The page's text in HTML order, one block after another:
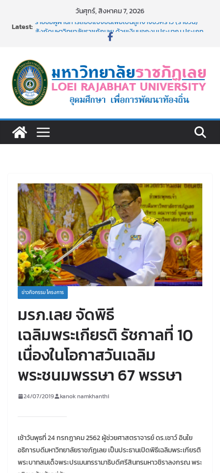
วันศุกร์, สิงหาคม 7, 2026
Latest:รายชื่อผู้ผ่านการสอบแข่งขันเพื่อเป็นลูกจ้างชั่วคราว (รายวัน)
สังกัดมหาวิทยาลัยราชภัฏเลย ด้วยเงินนอกงบประมาณ ประเภท
สนับสนุน สังกัดมหาวิทยาลัยราชภัฏเลย ครั้งที่ 2/2569
ม.ราชภัฏเลย ประชุมคณาจารย์ประจำ ครั้งที่ 1/2569
ประกาศผู้ชนะการเสนอราคา จ้างทำปกปริญญาบัตร จำนวน
๑,๙๗๒ ชุด โดยวิธีเฉพาะเจาะจง
ม.ราชภัฏเลย จัดกิจกรรมจิตอาสาบำเพ็ญสาธารณประโยชน์ และ
ข่าวกิจกรรม โครงการ
มรภ.เลย จัดพิธี
เฉลิมพระเกียรติ รัชกาลที่ 10
เนื่องในโอกาสวันเฉลิม
พระชนมพรรษา 67 พรรษา
24/07/2019 kanok namkhanthi
เช้าวันพุธที่ 24 กรกฏาคม 2562 ผู้ช่วยศาสตราจารย์ ดร.เชาว์ อินใย
อธิการบดีมหาวิทยาลัยราชภัฏเลย เป็นประธานเปิดพิธีเฉลิมพระเกียรติ
พระบาทสมเด็จพระปรเมนทรรามาธิบดีศรีสินทรมหาวชิราลงกรณ พระ